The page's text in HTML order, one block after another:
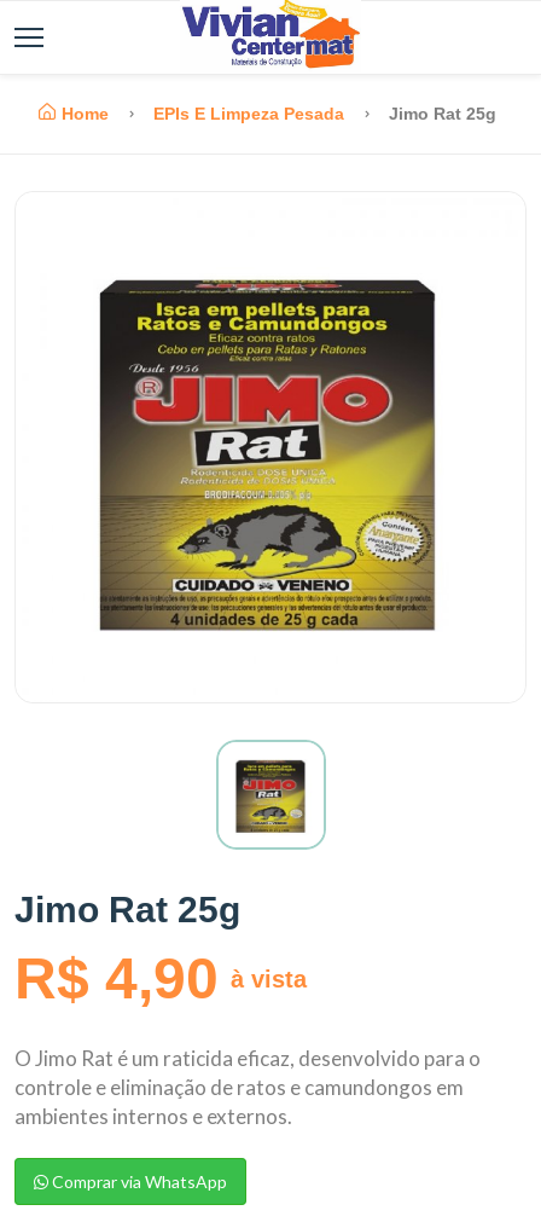
Home EPIs E Limpeza Pesada Jimo Rat 25g
Jimo Rat 25g
R$ 4,90 à vista
O Jimo Rat é um raticida eficaz, desenvolvido para o
controle e eliminação de ratos e camundongos em
ambientes internos e externos.
Comprar via WhatsApp